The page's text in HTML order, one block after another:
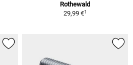
Rothewald
29,99 €1